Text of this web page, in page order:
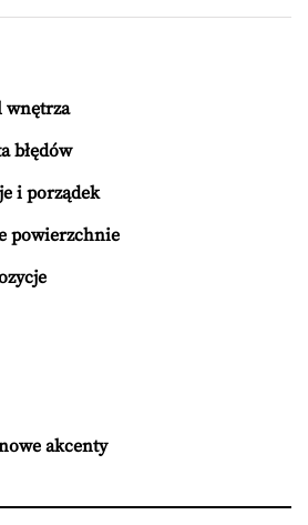
wnętrza
błędów
i porządek
powierzchnie
akcenty